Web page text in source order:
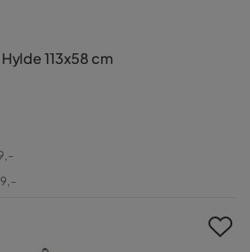
113x58 cm